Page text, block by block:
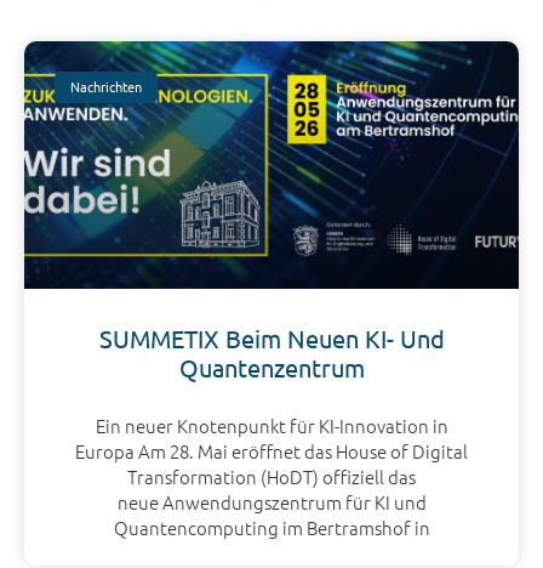
Nachrichten
SUMMETIX Beim Neuen KI- Und
Quantenzentrum
Ein neuer Knotenpunkt für KI-Innovation in
Europa Am 28. Mai eröffnet das House of Digital
Transformation (HoDT) offiziell das
neue Anwendungszentrum für KI und
Quantencomputing im Bertramshof in